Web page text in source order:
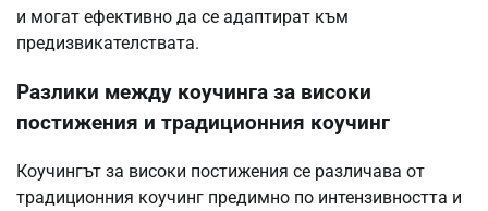
и могат ефективно да се адаптират към
предизвикателствата.
Разлики между коучинга за високи
постижения и традиционния коучинг
Коучингът за високи постижения се различава от
традиционния коучинг предимно по интензивността и